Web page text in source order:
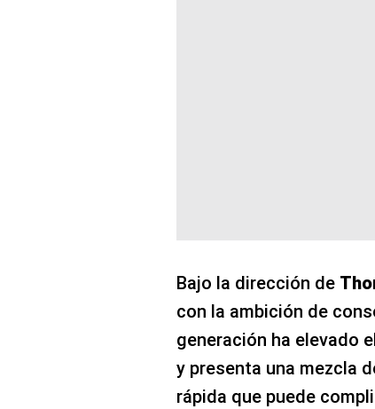
Bajo la dirección de
con la ambición de
generación ha elevado
y presenta una mezcla
rápida que puede